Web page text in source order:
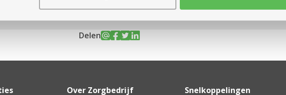
Delen
Over Zorgbedrijf Snelkoppelingen